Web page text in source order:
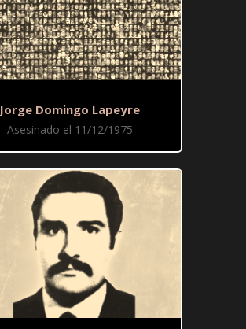
Jorge Domingo Lapeyre
Asesinado el 11/12/1975